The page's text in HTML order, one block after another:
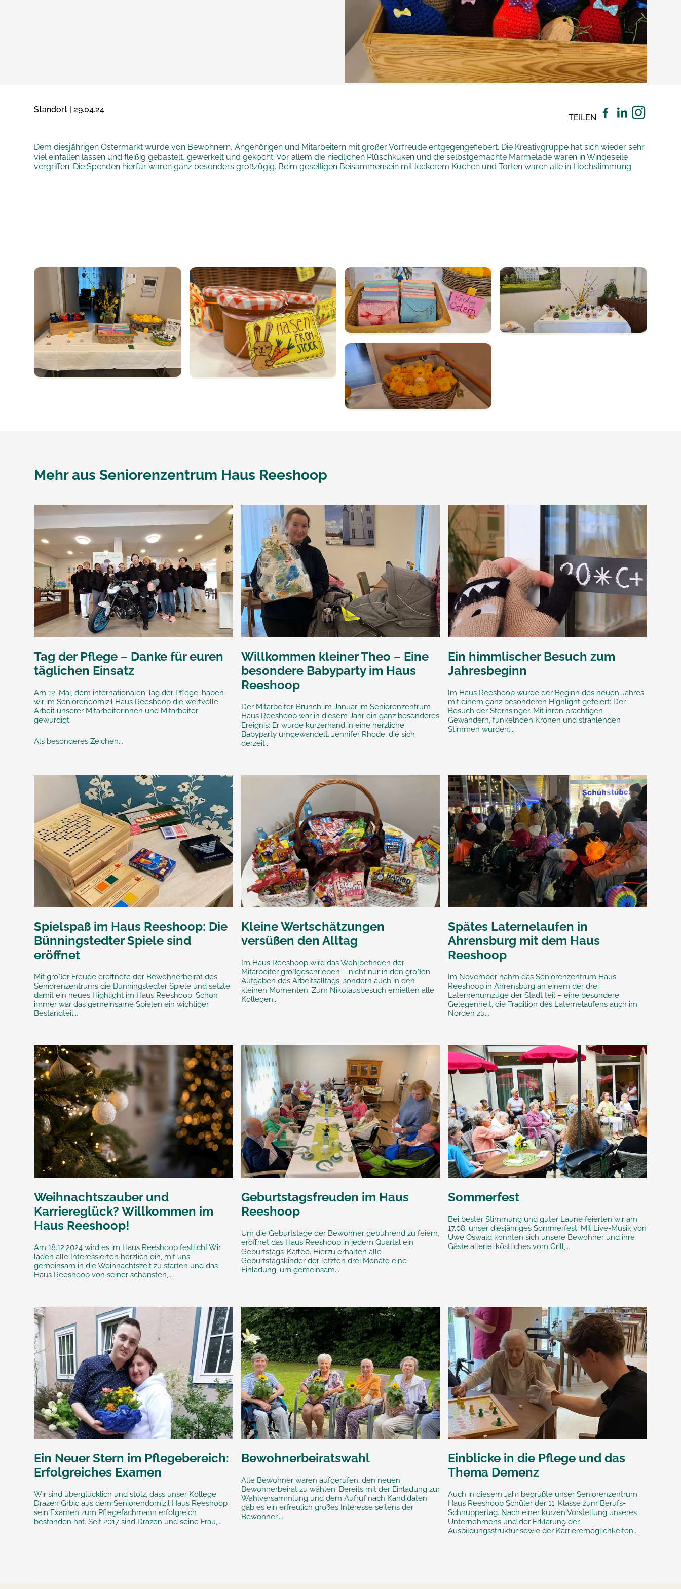
Standort | 29.04.24
TEILEN
Dem diesjährigen Ostermarkt wurde von Bewohnern, Angehörigen und Mitarbeitern mit großer Vorfreude entgegengefiebert. Die Kreativgruppe hat sich wieder sehr
viel einfallen lassen und fleißig gebastelt, gewerkelt und gekocht. Vor allem die niedlichen Plüschküken und die selbstgemachte Marmelade waren in Windeseile
vergriffen. Die Spenden hierfür waren ganz besonders großzügig. Beim geselligen Beisammensein mit leckerem Kuchen und Torten waren alle in Hochstimmung.
Mehr ausSeniorenzentrum Haus Reeshoop
Tag der Pflege – Danke für euren
täglichen Einsatz
Am 12. Mai, dem internationalen Tag der Pflege, haben
wir im Seniorendomizil Haus Reeshoop die wertvolle
Arbeit unserer Mitarbeiterinnen und Mitarbeiter
gewürdigt.
Als besonderes Zeichen...
Willkommen kleiner Theo – Eine
besondere Babyparty im Haus
Reeshoop
Der Mitarbeiter-Brunch im Januar im Seniorenzentrum
Haus Reeshoop war in diesem Jahr ein ganz besonderes
Ereignis: Er wurde kurzerhand in eine herzliche
Babyparty umgewandelt. Jennifer Rhode, die sich
derzeit...
Ein himmlischer Besuch zum
Jahresbeginn
Im Haus Reeshoop wurde der Beginn des neuen Jahres
mit einem ganz besonderen Highlight gefeiert: Der
Besuch der Sternsinger. Mit ihren prächtigen
Gewändern, funkelnden Kronen und strahlenden
Stimmen wurden...
Spielspaß im Haus Reeshoop: Die
Bünningstedter Spiele sind
eröffnet
Mit großer Freude eröffnete der Bewohnerbeirat des
Seniorenzentrums die Bünningstedter Spiele und setzte
damit ein neues Highlight im Haus Reeshoop. Schon
immer war das gemeinsame Spielen ein wichtiger
Bestandteil...
Kleine Wertschätzungen
versüßen den Alltag
Im Haus Reeshoop wird das Wohlbefinden der
Mitarbeiter großgeschrieben – nicht nur in den großen
Aufgaben des Arbeitsalltags, sondern auch in den
kleinen Momenten. Zum Nikolausbesuch erhielten alle
Kollegen...
Spätes Laternelaufen in
Ahrensburg mit dem Haus
Reeshoop
Im November nahm das Seniorenzentrum Haus
Reeshoop in Ahrensburg an einem der drei
Laternenumzüge der Stadt teil – eine besondere
Gelegenheit, die Tradition des Laternelaufens auch im
Norden zu...
Weihnachtszauber und
Karriereglück? Willkommen im
Haus Reeshoop!
Am 18.12.2024 wird es im Haus Reeshoop festlich! Wir
laden alle Interessierten herzlich ein, mit uns
gemeinsam in die Weihnachtszeit zu starten und das
Haus Reeshoop von seiner schönsten,...
Geburtstagsfreuden im Haus
Reeshoop
Um die Geburtstage der Bewohner gebührend zu feiern,
eröffnet das Haus Reeshoop in jedem Quartal ein
Geburtstags-Kaffee. Hierzu erhalten alle
Geburtstagskinder der letzten drei Monate eine
Einladung, um gemeinsam...
Sommerfest
Bei bester Stimmung und guter Laune feierten wir am
17.08. unser diesjähriges Sommerfest. Mit Live-Musik von
Uwe Oswald konnten sich unsere Bewohner und ihre
Gäste allerlei köstliches vom Grill,...
Ein Neuer Stern im Pflegebereich:
Erfolgreiches Examen
Wir sind überglücklich und stolz, dass unser Kollege
Drazen Grbic aus dem Seniorendomizil Haus Reeshoop
sein Examen zum Pflegefachmann erfolgreich
bestanden hat. Seit 2017 sind Drazen und seine Frau,...
Bewohnerbeiratswahl
Alle Bewohner waren aufgerufen, den neuen
Bewohnerbeirat zu wählen. Bereits mit der Einladung zur
Wahlversammlung und dem Aufruf nach Kandidaten
gab es ein erfreulich großes Interesse seitens der
Bewohner....
Einblicke in die Pflege und das
Thema Demenz
Auch in diesem Jahr begrüßte unser Seniorenzentrum
Haus Reeshoop Schüler der 11. Klasse zum Berufs-
Schnuppertag. Nach einer kurzen Vorstellung unseres
Unternehmens und der Erklärung der
Ausbildungsstruktur sowie der Karrieremöglichkeiten...